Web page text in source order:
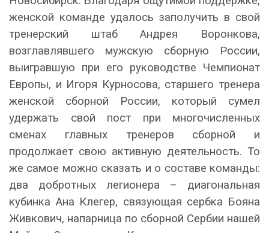
женской команде удалось заполучить в свой
тренерский штаб Андрея Воронкова,
возглавлявшего мужскую сборную России,
выигравшую при его руководстве Чемпионат
Европы, и Игоря Курносова, старшего тренера
женской сборной России, который сумел
удержать свой пост при многочисленных
сменах главных тренеров сборной и
продолжает свою активную деятельность. То
же самое можно сказать и о составе команды:
два добротных легионера – диагональная
кубинка Ана Клегер, связующая сербка Бояна
Живкович, напарница по сборной Сербии нашей